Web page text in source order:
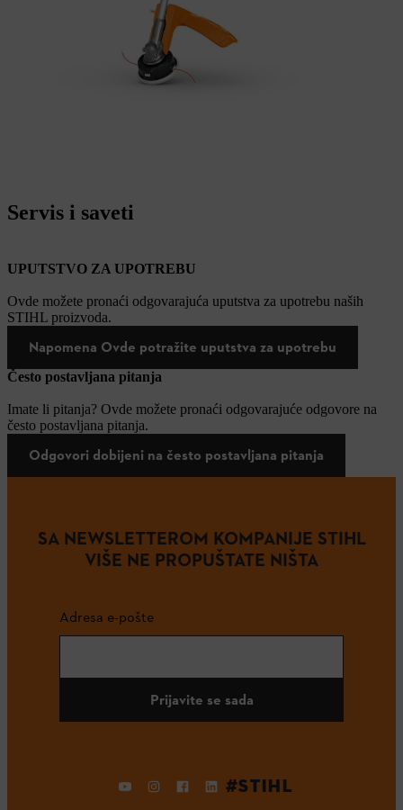
Servis i saveti
UPUTSTVO ZA UPOTREBU
Ovde možete pronaći odgovarajuća uputstva za upotrebu naših
STIHL proizvoda.
Napomena Ovde potražite uputstva za upotrebu
Često postavljana pitanja
Imate li pitanja? Ovde možete pronaći odgovarajuće odgovore na
često postavljana pitanja.
Odgovori dobijeni na često postavljana pitanja
SA NEWSLETTEROM KOMPANIJE STIHL
VIŠE NE PROPUŠTATE NIŠTA
Adresa e-pošte
Prijavite se sada
#STIHL